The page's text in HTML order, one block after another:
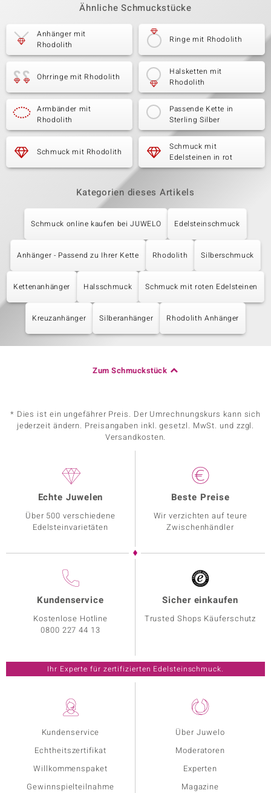
Ähnliche Schmuckstücke
Anhänger mit
Rhodolith
Ringe mit Rhodolith
Ohrringe mit Rhodolith
Halsketten mit
Rhodolith
Armbänder mit
Rhodolith
Passende Kette in
Sterling Silber
Schmuck mit Rhodolith
Schmuck mit
Edelsteinen in rot
Kategorien dieses Artikels
Schmuck online kaufen bei JUWELO Edelsteinschmuck
Anhänger - Passend zu Ihrer Kette Rhodolith Silberschmuck
Kettenanhänger Halsschmuck Schmuck mit roten Edelsteinen
Kreuzanhänger Silberanhänger Rhodolith Anhänger
Zum Schmuckstück
* Dies ist ein ungefährer Preis. Der Umrechnungskurs kann sich
jederzeit ändern. Preisangaben inkl. gesetzl. MwSt. und zzgl.
Versandkosten.
Kundenservice
Echtheitszertifikat
Willkommenspaket
Gewinnspielteilnahme
Über Juwelo
Moderatoren
Experten
Magazine
Echte Juwelen
Über 500 verschiedene
Edelsteinvarietäten
Beste Preise
Wir verzichten auf teure
Zwischenhändler
Kundenservice
Kostenlose Hotline
0800 227 44 13
Sicher einkaufen
Trusted Shops Käuferschutz
Ihr Experte für zertifizierten Edelsteinschmuck.